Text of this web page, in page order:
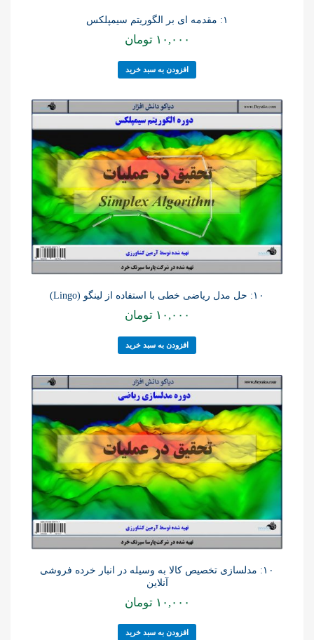
۱: مقدمه ای بر الگوریتم سیمپلکس
۱۰,۰۰۰ تومان
افزودن به سبد خرید
۱۰: حل مدل ریاضی خطی با استفاده از لینگو (Lingo)
۱۰,۰۰۰ تومان
افزودن به سبد خرید
۱۰: مدلسازی تخصیص کالا به وسیله در انبار خرده فروشی
آنلاین
۱۰,۰۰۰ تومان
افزودن به سبد خرید